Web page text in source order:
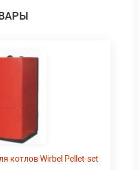
котлов Wirbel Pellet-set